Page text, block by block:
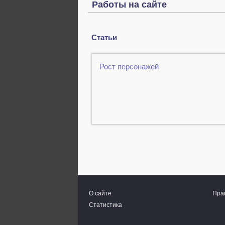
Работы на сайте
Статьи
Рост персонажей
О сайте
Статистика